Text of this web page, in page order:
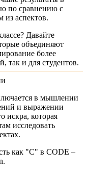
по сравнению с
из аспектов.
Давайте
объединяют
более
так и для студентов.
в мышлении
и выражении
искра, которая
исследовать
как "C" в CODE –